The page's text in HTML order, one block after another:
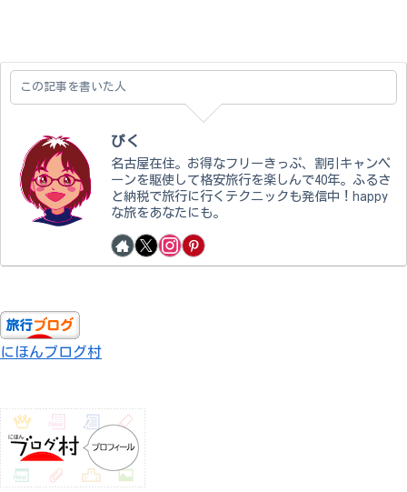
この記事を書いた人
ぴく
名古屋在住。お得なフリーきっぷ、割引キャンペ
ーンを駆使して格安旅行を楽しんで40年。ふるさ
と納税で旅行に行くテクニックも発信中！happy
な旅をあなたにも。
にほんブログ村